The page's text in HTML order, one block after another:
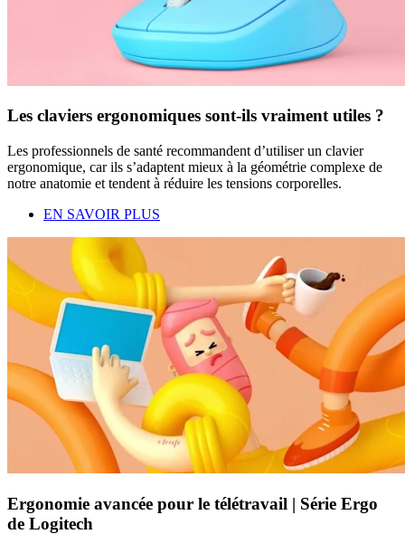
Les claviers ergonomiques sont-ils vraiment utiles ?
Les professionnels de santé recommandent d’utiliser un clavier
ergonomique, car ils s’adaptent mieux à la géométrie complexe de
notre anatomie et tendent à réduire les tensions corporelles.
EN SAVOIR PLUS
Ergonomie avancée pour le télétravail | Série Ergo
de Logitech